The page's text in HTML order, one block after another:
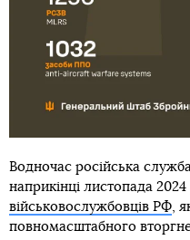
Водночас російська
наприкінці листопада
військовослужбовців РФ,
повномасштабного